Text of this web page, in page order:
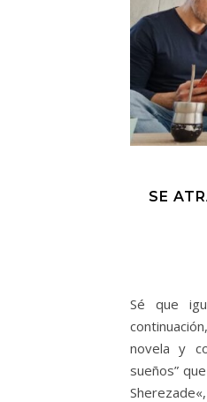
SE
Sé que
novela y
sueños”